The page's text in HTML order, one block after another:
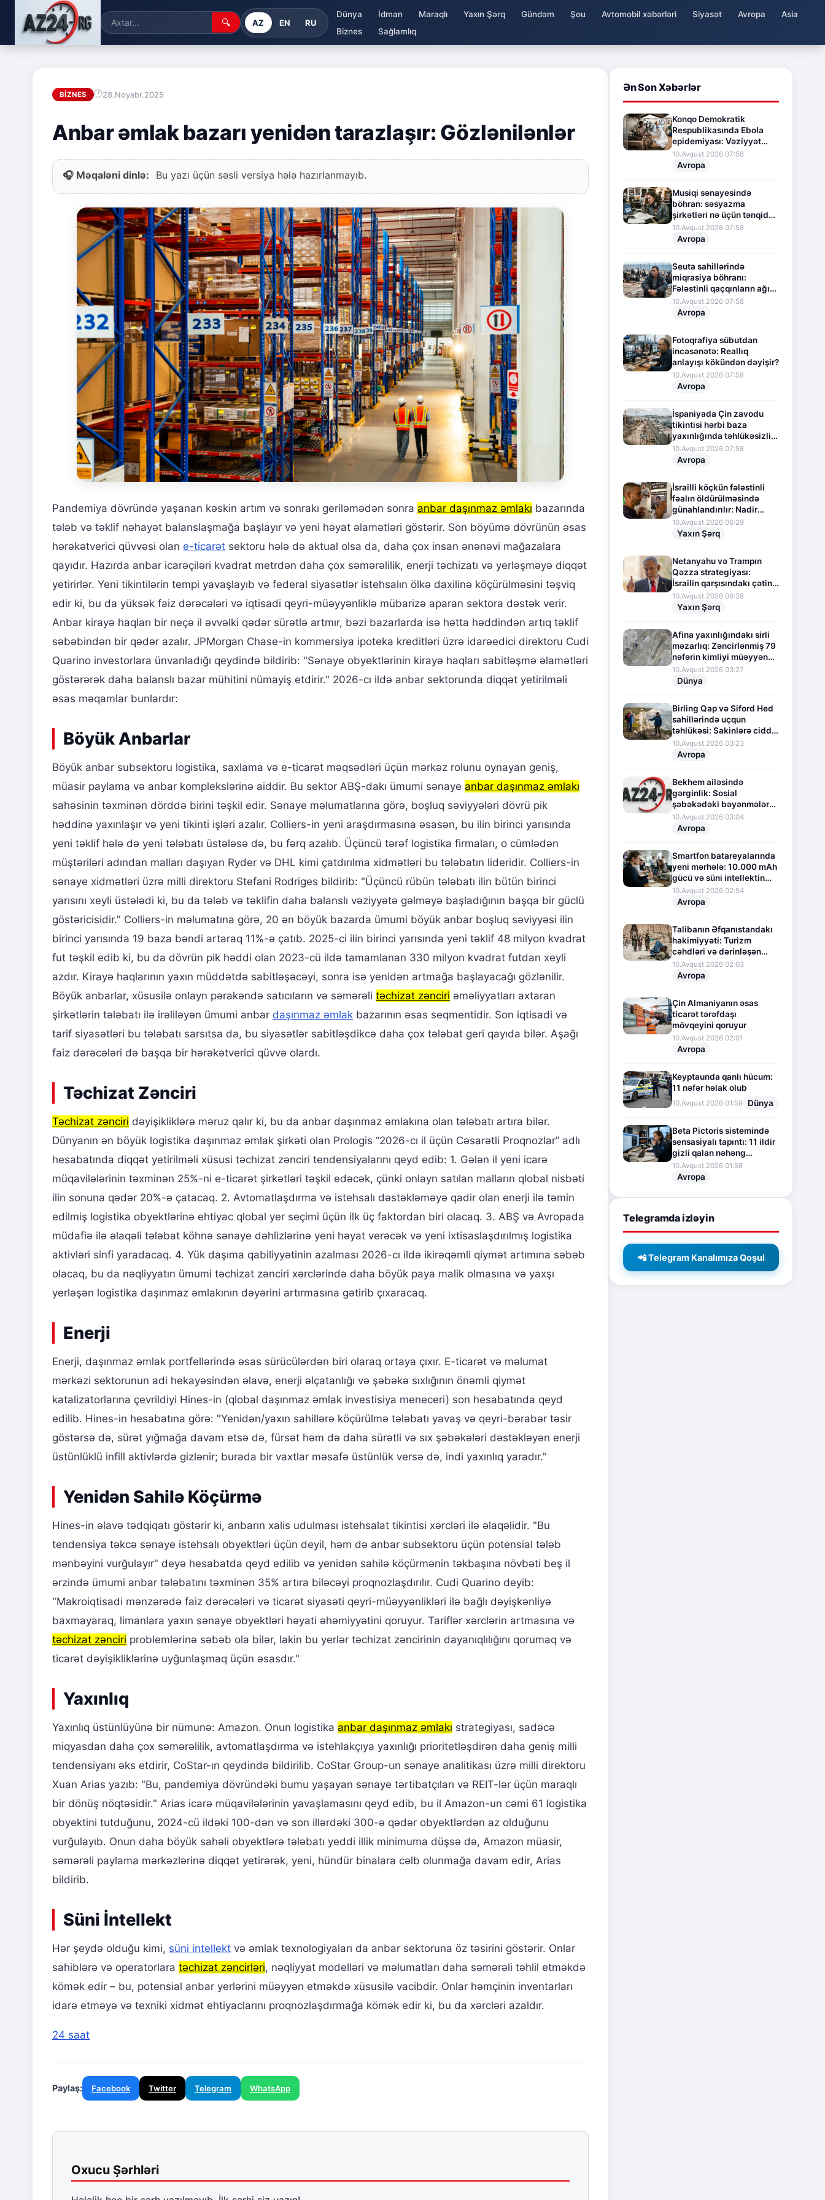
🔍 AZ EN RU
Dünya İdman Maraqlı Yaxın Şərq Gündəm Şou Avtomobil xəbərləri Siyasət Avropa
Asia
Biznes
Sağlamlıq
BIZNES 28.Noyabr.2025
Anbar əmlak bazarı yenidən tarazlaşır: Gözlənilənlər
🎧 Məqaləni dinlə: Bu yazı üçün səsli versiya hələ hazırlanmayıb.
Pandemiya dövründə yaşanan kəskin artım və sonrakı geriləmədən sonra anbar daşınmaz əmlakı bazarında
tələb və təklif nəhayət balanslaşmağa başlayır və yeni həyat əlamətləri göstərir. Son böyümə dövrünün əsas
hərəkətverici qüvvəsi olan e-ticarət sektoru hələ də aktual olsa da, daha çox insan ənənəvi mağazalara
qayıdır. Hazırda anbar icarəçiləri kvadrat metrdən daha çox səmərəlilik, enerji təchizatı və yerləşməyə diqqət
yetirirlər. Yeni tikintilərin tempi yavaşlayıb və federal siyasətlər istehsalın ölkə daxilinə köçürülməsini təşviq
edir ki, bu da yüksək faiz dərəcələri və iqtisadi qeyri-müəyyənliklə mübarizə aparan sektora dəstək verir.
Anbar kirayə haqları bir neçə il əvvəlki qədər sürətlə artmır, bəzi bazarlarda isə hətta həddindən artıq təklif
səbəbindən bir qədər azalır. JPMorgan Chase-in kommersiya ipoteka kreditləri üzrə idarəedici direktoru Cudi
Quarino investorlara ünvanladığı qeydində bildirib: "Sənaye obyektlərinin kirayə haqları sabitləşmə əlamətləri
göstərərək daha balanslı bazar mühitini nümayiş etdirir." 2026-cı ildə anbar sektorunda diqqət yetirilməli
əsas məqamlar bunlardır:
Böyük Anbarlar
Böyük anbar subsektoru logistika, saxlama və e-ticarət məqsədləri üçün mərkəz rolunu oynayan geniş,
müasir paylama və anbar komplekslərinə aiddir. Bu sektor ABŞ-dakı ümumi sənaye anbar daşınmaz əmlakı
sahəsinin təxminən dörddə birini təşkil edir. Sənaye məlumatlarına görə, boşluq səviyyələri dövrü pik
həddinə yaxınlaşır və yeni tikinti işləri azalır. Colliers-in yeni araşdırmasına əsasən, bu ilin birinci yarısında
yeni təklif hələ də yeni tələbatı üstələsə də, bu fərq azalıb. Üçüncü tərəf logistika firmaları, o cümlədən
müştəriləri adından malları daşıyan Ryder və DHL kimi çatdırılma xidmətləri bu tələbatın lideridir. Colliers-in
sənaye xidmətləri üzrə milli direktoru Stefani Rodriges bildirib: "Üçüncü rübün tələbatı ilin bütün birinci
yarısını xeyli üstələdi ki, bu da tələb və təklifin daha balanslı vəziyyətə gəlməyə başladığının başqa bir güclü
göstəricisidir." Colliers-in məlumatına görə, 20 ən böyük bazarda ümumi böyük anbar boşluq səviyyəsi ilin
birinci yarısında 19 baza bəndi artaraq 11%-ə çatıb. 2025-ci ilin birinci yarısında yeni təklif 48 milyon kvadrat
fut təşkil edib ki, bu da dövrün pik həddi olan 2023-cü ildə tamamlanan 330 milyon kvadrat futdan xeyli
azdır. Kirayə haqlarının yaxın müddətdə sabitləşəcəyi, sonra isə yenidən artmağa başlayacağı gözlənilir.
Böyük anbarlar, xüsusilə onlayn pərakəndə satıcıların və səmərəli təchizat zənciri əməliyyatları axtaran
şirkətlərin tələbatı ilə irəliləyən ümumi anbar daşınmaz əmlak bazarının əsas seqmentidir. Son iqtisadi və
tarif siyasətləri bu tələbatı sarsıtsa da, bu siyasətlər sabitləşdikcə daha çox tələbat geri qayıda bilər. Aşağı
faiz dərəcələri də başqa bir hərəkətverici qüvvə olardı.
Təchizat Zənciri
Təchizat zənciri dəyişikliklərə məruz qalır ki, bu da anbar daşınmaz əmlakına olan tələbatı artıra bilər.
Dünyanın ən böyük logistika daşınmaz əmlak şirkəti olan Prologis “2026-cı il üçün Cəsarətli Proqnozlar” adlı
hesabatında diqqət yetirilməli xüsusi təchizat zənciri tendensiyalarını qeyd edib: 1. Gələn il yeni icarə
müqavilələrinin təxminən 25%-ni e-ticarət şirkətləri təşkil edəcək, çünki onlayn satılan malların qlobal nisbəti
ilin sonuna qədər 20%-ə çatacaq. 2. Avtomatlaşdırma və istehsalı dəstəkləməyə qadir olan enerji ilə təmin
edilmiş logistika obyektlərinə ehtiyac qlobal yer seçimi üçün ilk üç faktordan biri olacaq. 3. ABŞ və Avropada
müdafiə ilə əlaqəli tələbat köhnə sənaye dəhlizlərinə yeni həyat verəcək və yeni ixtisaslaşdırılmış logistika
aktivləri sinfi yaradacaq. 4. Yük daşıma qabiliyyətinin azalması 2026-cı ildə ikirəqəmli qiymət artımına səbəb
olacaq, bu da nəqliyyatın ümumi təchizat zənciri xərclərində daha böyük paya malik olmasına və yaxşı
yerləşən logistika daşınmaz əmlakının dəyərini artırmasına gətirib çıxaracaq.
Enerji
Enerji, daşınmaz əmlak portfellərində əsas sürücülərdən biri olaraq ortaya çıxır. E-ticarət və məlumat
mərkəzi sektorunun adi hekayəsindən əlavə, enerji əlçatanlığı və şəbəkə sıxlığının önəmli qiymət
katalizatorlarına çevrildiyi Hines-in (qlobal daşınmaz əmlak investisiya meneceri) son hesabatında qeyd
edilib. Hines-in hesabatına görə: "Yenidən/yaxın sahillərə köçürülmə tələbatı yavaş və qeyri-bərabər təsir
göstərsə də, sürət yığmağa davam etsə də, fürsət həm də daha sürətli və sıx şəbəkələri dəstəkləyən enerji
üstünlüklü infill aktivlərdə gizlənir; burada bir vaxtlar məsafə üstünlük versə də, indi yaxınlıq yaradır."
Yenidən Sahilə Köçürmə
Hines-in əlavə tədqiqatı göstərir ki, anbarın xalis udulması istehsalat tikintisi xərcləri ilə əlaqəlidir. "Bu
tendensiya təkcə sənaye istehsalı obyektləri üçün deyil, həm də anbar subsektoru üçün potensial tələb
mənbəyini vurğulayır" deyə hesabatda qeyd edilib və yenidən sahilə köçürmənin təkbaşına növbəti beş il
ərzində ümumi anbar tələbatını təxminən 35% artıra biləcəyi proqnozlaşdırılır. Cudi Quarino deyib:
"Makroiqtisadi mənzərədə faiz dərəcələri və ticarət siyasəti qeyri-müəyyənlikləri ilə bağlı dəyişkənliyə
baxmayaraq, limanlara yaxın sənaye obyektləri həyati əhəmiyyətini qoruyur. Tariflər xərclərin artmasına və
təchizat zənciri problemlərinə səbəb ola bilər, lakin bu yerlər təchizat zəncirinin dayanıqlılığını qorumaq və
ticarət dəyişikliklərinə uyğunlaşmaq üçün əsasdır."
Yaxınlıq
Yaxınlıq üstünlüyünə bir nümunə: Amazon. Onun logistika anbar daşınmaz əmlakı strategiyası, sadəcə
miqyasdan daha çox səmərəlilik, avtomatlaşdırma və istehlakçıya yaxınlığı prioritetləşdirən daha geniş milli
tendensiyanı əks etdirir, CoStar-ın qeydində bildirilib. CoStar Group-un sənaye analitikası üzrə milli direktoru
Xuan Arias yazıb: "Bu, pandemiya dövründəki bumu yaşayan sənaye tərtibatçıları və REIT-lər üçün maraqlı
bir dönüş nöqtəsidir." Arias icarə müqavilələrinin yavaşlamasını qeyd edib, bu il Amazon-un cəmi 61 logistika
obyektini tutduğunu, 2024-cü ildəki 100-dən və son illərdəki 300-ə qədər obyektlərdən az olduğunu
vurğulayıb. Onun daha böyük sahəli obyektlərə tələbatı yeddi illik minimuma düşsə də, Amazon müasir,
səmərəli paylama mərkəzlərinə diqqət yetirərək, yeni, hündür binalara cəlb olunmağa davam edir, Arias
bildirib.
Süni İntellekt
Hər şeydə olduğu kimi, süni intellekt və əmlak texnologiyaları da anbar sektoruna öz təsirini göstərir. Onlar
sahiblərə və operatorlara təchizat zəncirləri, nəqliyyat modelləri və məlumatları daha səmərəli təhlil etməkdə
kömək edir – bu, potensial anbar yerlərini müəyyən etməkdə xüsusilə vacibdir. Onlar həmçinin inventarları
idarə etməyə və texniki xidmət ehtiyaclarını proqnozlaşdırmağa kömək edir ki, bu da xərcləri azaldır.
24 saat
Paylaş: Facebook Twitter Telegram WhatsApp
Oxucu Şərhləri
Ən Son Xəbərlər
Konqo Demokratik
Respublikasında Ebola
epidemiyası: Vəziyyət
daha da gərginləşir
10.Avqust.2026 07:58
Avropa
Musiqi sənayesində
böhran: səsyazma
şirkətləri nə üçün tənqid
hədəfinə çevrilib?
10.Avqust.2026 07:58
Avropa
Seuta sahillərində
miqrasiya böhranı:
Fələstinli qaçqınların ağır
durumu
10.Avqust.2026 07:58
Avropa
Fotoqrafiya sübutdan
incəsənətə: Reallıq
anlayışı kökündən dəyişir?
10.Avqust.2026 07:58
Avropa
İspaniyada Çin zavodu
tikintisi hərbi baza
yaxınlığında təhlükəsizlik
narahatlığına səbəb olub
10.Avqust.2026 07:58
Avropa
İsrailli köçkün fələstinli
fəalın öldürülməsində
günahlandırılır: Nadir
məhkəmə presedenti
10.Avqust.2026 06:29
Yaxın Şərq
Netanyahu və Trampın
Qəzza strategiyası:
İsrailin qarşısındakı çətin
seçim
10.Avqust.2026 06:28
Yaxın Şərq
Afina yaxınlığındakı sirli
məzarlıq: Zəncirlənmiş 79
nəfərin kimliyi müəyyən
edilib
10.Avqust.2026 03:27
Dünya
Birling Qap və Siford Hed
sahillərində uçqun
təhlükəsi: Sakinlərə ciddi
xəbərdarlıq edildi
10.Avqust.2026 03:23
Avropa
Bekhem ailəsində
gərginlik: Sosial
şəbəkədəki bəyənmələr
böyük qalmaqal yaratdı
10.Avqust.2026 03:04
Avropa
Smartfon batareyalarında
yeni mərhələ: 10.000 mAh
gücü və süni intellektin
yaratdığı yeniliklər
10.Avqust.2026 02:54
Avropa
Talibanın Əfqanıstandakı
hakimiyyəti: Turizm
cəhdləri və dərinləşən
humanitar böhran
10.Avqust.2026 02:03
Avropa
Çin Almaniyanın əsas
ticarət tərəfdaşı
mövqeyini qoruyur
10.Avqust.2026 02:01
Avropa
Keyptaunda qanlı hücum:
11 nəfər həlak olub
10.Avqust.2026 01:59 Dünya
Beta Pictoris sistemində
sensasiyalı tapıntı: 11 ildir
gizli qalan nəhəng
ekzoplanet aşkar edildi
10.Avqust.2026 01:58
Avropa
Telegramda izləyin
📲 Telegram Kanalımıza Qoşul